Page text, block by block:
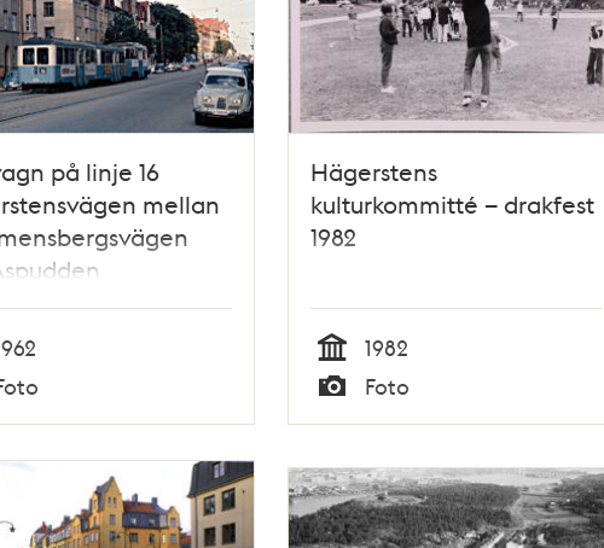
på linje 16
mellan
Hägerstens
kulturkommitté – drakfest
1982
Tid
1982
Typ
Foto